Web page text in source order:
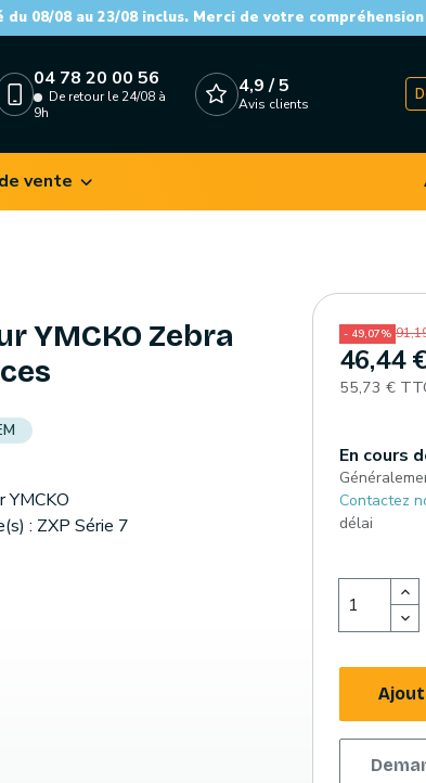
08/08 au 23/08 inclus. Merci de votre
04 78 20 00 56
De retour le 24/08 à
9h
4,9 / 5
Avis clients
vente
YMCKO Zebra
YMCKO
: ZXP Série 7
- 49,07%
46,44
55,73 €
En cours
Contactez
délai